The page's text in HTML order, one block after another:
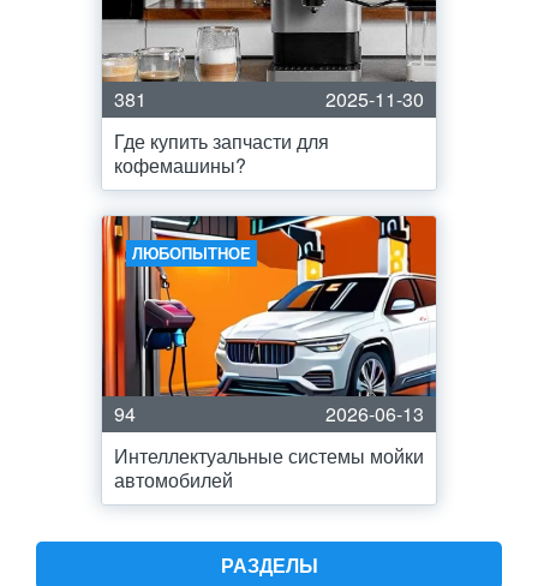
381
2025-11-30
Где купить запчасти для
кофемашины?
ЛЮБОПЫТНОЕ
94
2026-06-13
Интеллектуальные системы мойки
автомобилей
РАЗДЕЛЫ